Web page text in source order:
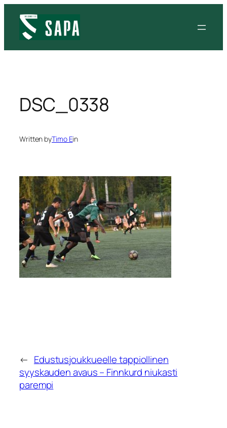
sisältöön
DSC_0338
Written byTimo Ein
← Edustusjoukkueelle tappiollinen
syyskauden avaus – Finnkurd niukasti
parempi